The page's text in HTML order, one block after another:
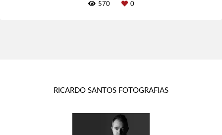
570 0
RICARDO SANTOS FOTOGRAFIAS